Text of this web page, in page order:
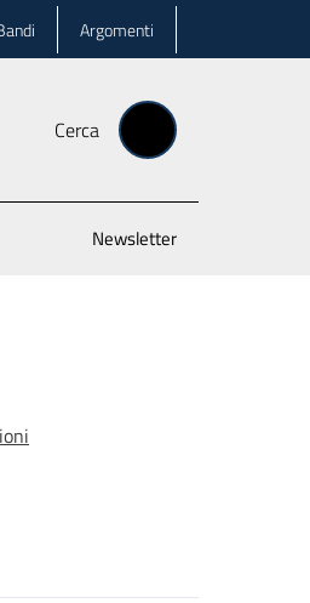
Argomenti
Cerca
Newsletter